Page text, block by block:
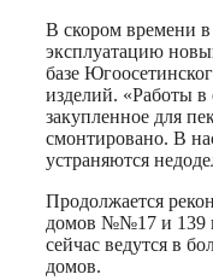
В скором времени
эксплуатацию
базе
изделий. «Работы
закупленное для
смонтировано. В
устраняются
Продолжается
домов №№17 и 139
сейчас ведутся в
домов.